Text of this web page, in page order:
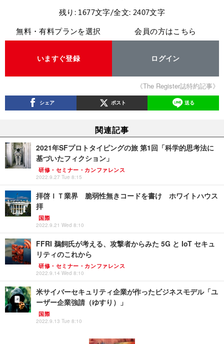
残り: 1677文字/全文: 2407文字
無料・有料プランを選択
いますぐ登録
会員の方はこちら
ログイン
《The Register誌特約記事》
シェア ポスト 送る
関連記事
2021年SFプロトタイピングの旅 第1回「科学的思考法に
基づいたフィクション」
研修・セミナー・カンファレンス
2022.9.27 Tue 8:15
拝啓ＩＴ業界 脆弱性無きコードを書け ホワイトハウス
拝
国際
2022.9.21 Wed 8:10
FFRI 鵜飼氏が考える、攻撃者からみた 5G と IoT セキュ
リティのこれから
研修・セミナー・カンファレンス
2022.9.14 Wed 8:10
米サイバーセキュリティ企業が作ったビジネスモデル「ユ
ーザー企業強請（ゆすり）」
国際
2022.9.13 Tue 8:10